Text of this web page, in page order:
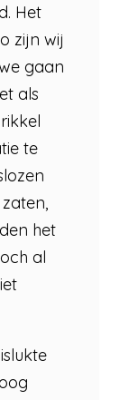
Het
zijn wij
gaan
als
te
het
al